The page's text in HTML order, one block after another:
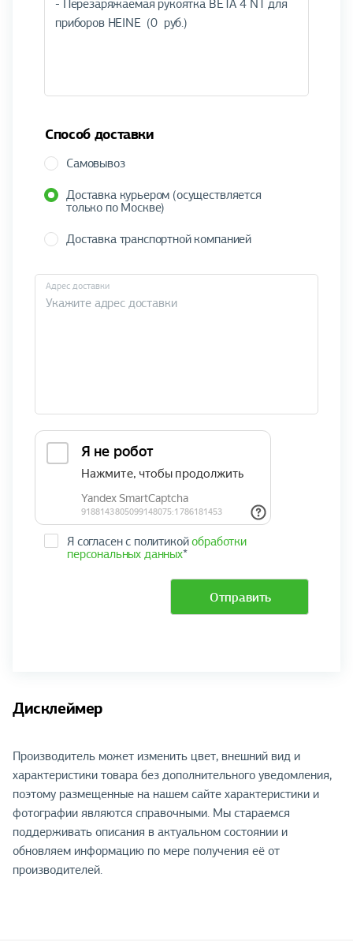
Способ доставки
Самовывоз
Доставка курьером (осуществляется
только по Москве)
Доставка транспортной компанией
Адрес доставки
Я согласен с политикойобработки
персональных данных*
Отправить
Дисклеймер
Производитель может изменить цвет, внешний вид и
характеристики товара без дополнительного уведомления,
поэтому размещенные на нашем сайте характеристики и
фотографии являются справочными. Мы стараемся
поддерживать описания в актуальном состоянии и
обновляем информацию по мере получения её от
производителей.